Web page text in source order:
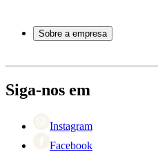
Atendimento
Pagamento
Retorno
Sobre a empresa
Black Friday
Singles Day
Siga-nos em
Instagram
Facebook